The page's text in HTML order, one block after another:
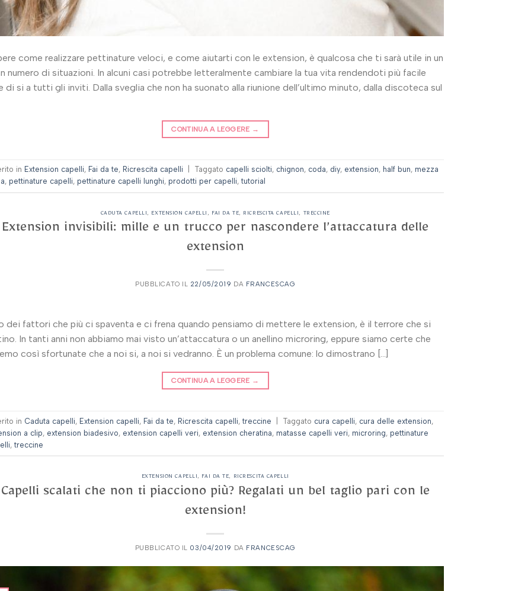
come realizzare pettinature veloci, e come aiutarti con le extension, è qualcosa che ti sarà utile in un
numero di situazioni. In alcuni casi potrebbe letteralmente cambiare la tua vita rendendoti più facile
di si a tutti gli inviti. Dalla sveglia che non ha suonato alla riunione dell’ultimo minuto, dalla discoteca sul
CONTINUA A LEGGERE →
in Extension capelli, Fai da te, Ricrescita capelli Taggato capelli sciolti, chignon, coda, diy, extension, half bun, mezza
, pettinature capelli, pettinature capelli lunghi, prodotti per capelli, tutorial
CADUTA CAPELLI, EXTENSION CAPELLI , FAI DA TE, RICRESCITA CAPELLI, TRECCINE
Extension invisibili: mille e un trucco per nascondere l’attaccatura delle
extension
PUBBLICATO IL 22/05/2019 DA FRANCESCAG
dei fattori che più ci spaventa e ci frena quando pensiamo di mettere le extension, è il terrore che si
In tanti anni non abbiamo mai visto un’attaccatura o un anellino microring, eppure siamo certe che
così sfortunate che a noi si, a noi si vedranno. È un problema comune: lo dimostrano […]
CONTINUA A LEGGERE →
in Caduta capelli, Extension capelli, Fai da te, Ricrescita capelli, treccine Taggato cura capelli, cura delle extension,
a clip, extension biadesivo, extension capelli veri, extension cheratina, matasse capelli veri, microring, pettinature
, treccine
EXTENSION CAPELLI, FAI DA TE, RICRESCITA CAPELLI
Capelli scalati che non ti piacciono più? Regalati un bel taglio pari con le
extension!
PUBBLICATO IL 03/04/2019 DA FRANCESCAG